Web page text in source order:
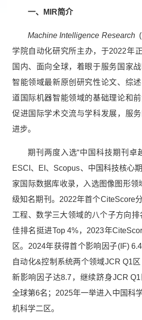
一、 MIR简介
Machine Intelligence Research (
学院自动化研究所主办，于2022年
国内、面向全球，着眼于服务国家
智能领域最新原创研究性论文、综
道国际机器智能领域的基础理论和前
促进国际学术交流与学科发展，服
进步。
期刊两度入选“中国科技期刊卓
ESCI 、 EI 、 Scopus、中国科技核心期
家国际数据库收录，入选图像图形领
级知名期刊。 2022年首个CiteScore
工程、数学三大领域的八个子方向排
佳排名挺进Top 4%， 2023年
区。 2024年获得首个影响因子(IF) 6.4
自动化&控制系统两个领域JCR Q1 区
新影响因子达8.7 ，继续跻身JCR Q1
全球第6名； 2025年一举进入中国科
机科学二区。